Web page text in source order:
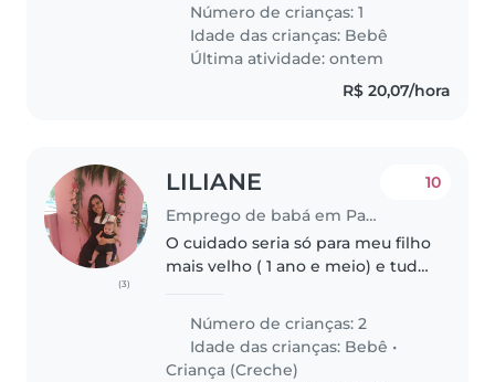
Número de crianças: 1
Idade das crianças: Bebê
Última atividade: ontem
R$ 20,07/hora
(3)
LILIANE
Emprego de babá em Paulista
10
O cuidado seria só para meu filho
mais velho ( 1 ano e meio) e tudo
Número de crianças: 2
Idade das crianças: Bebê •
Criança (Creche)